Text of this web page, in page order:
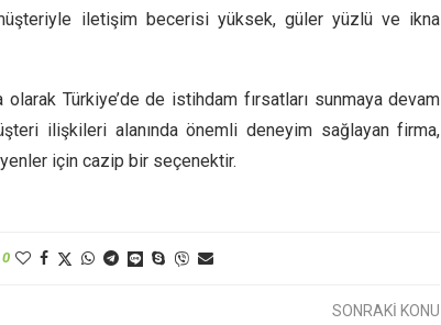
müşteriyle iletişim becerisi yüksek, güler yüzlü ve ikna
olarak Türkiye’de de istihdam fırsatları sunmaya devam
ilişkileri alanında önemli deneyim sağlayan firma,
için cazip bir seçenektir.
0
SONRAKİ KONU